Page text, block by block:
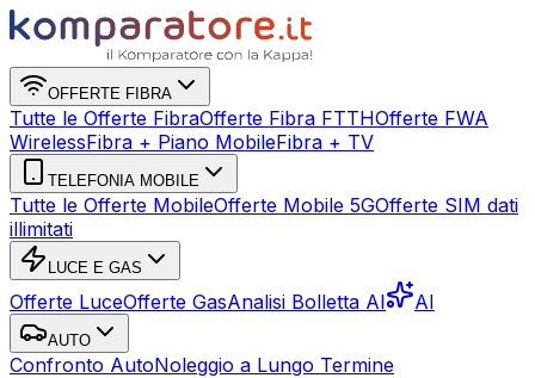
OFFERTE FIBRA
Tutte le Offerte FibraOfferte Fibra FTTHOfferte FWA
WirelessFibra + Piano MobileFibra + TV
TELEFONIA MOBILE
Tutte le Offerte MobileOfferte Mobile 5GOfferte SIM dati
illimitati
LUCE E GAS
Offerte LuceOfferte GasAnalisi Bolletta AI AI
AUTO
Confronto AutoNoleggio a Lungo Termine